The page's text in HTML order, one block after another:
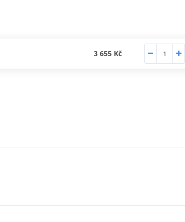
3 655 Kč